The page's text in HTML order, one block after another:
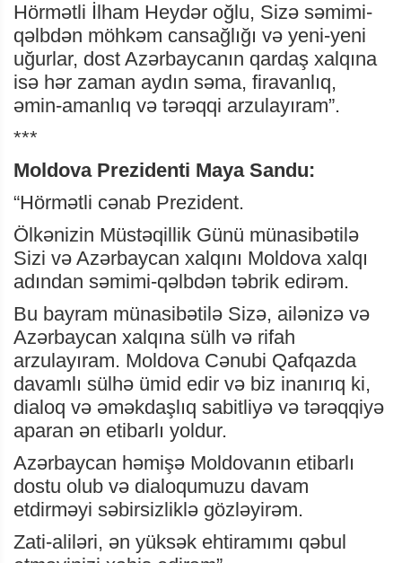
Hörmətli İlham Heydər oğlu, Sizə səmimi-
qəlbdən möhkəm cansağlığı və yeni-yeni
uğurlar, dost Azərbaycanın qardaş xalqına
isə hər zaman aydın səma, firavanlıq,
əmin-amanlıq və tərəqqi arzulayıram”.
***
Moldova Prezidenti Maya Sandu:
“Hörmətli cənab Prezident.
Ölkənizin Müstəqillik Günü münasibətilə
Sizi və Azərbaycan xalqını Moldova xalqı
adından səmimi-qəlbdən təbrik edirəm.
Bu bayram münasibətilə Sizə, ailənizə və
Azərbaycan xalqına sülh və rifah
arzulayıram. Moldova Cənubi Qafqazda
davamlı sülhə ümid edir və biz inanırıq ki,
dialoq və əməkdaşlıq sabitliyə və tərəqqiyə
aparan ən etibarlı yoldur.
Azərbaycan həmişə Moldovanın etibarlı
dostu olub və dialoqumuzu davam
etdirməyi səbirsizliklə gözləyirəm.
Zati-aliləri, ən yüksək ehtiramımı qəbul